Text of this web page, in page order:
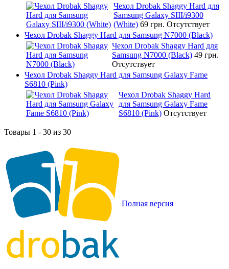
Чехол Drobak Shaggy Hard для
Samsung Galaxy SIII/i9300
(White) 69 грн. Отсутствует
Чехол Drobak Shaggy Hard для Samsung N7000 (Black)
Чехол Drobak Shaggy Hard для
Samsung N7000 (Black) 49 грн.
Отсутствует
Чехол Drobak Shaggy Hard для Samsung Galaxy Fame
S6810 (Pink)
Чехол Drobak Shaggy Hard
для Samsung Galaxy Fame
S6810 (Pink) Отсутствует
Товары 1 - 30 из 30
Полная версия